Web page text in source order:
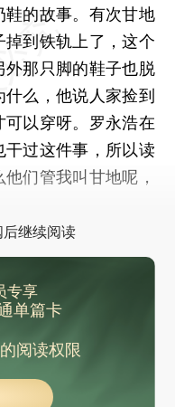
的故事。有次甘地
到铁轨上了，这个
那只脚的鞋子也脱
么，他说人家捡到
以穿呀。罗永浩在
干过这件事，所以读
们管我叫甘地呢，
后继续阅读
专享
单篇卡
阅读权限